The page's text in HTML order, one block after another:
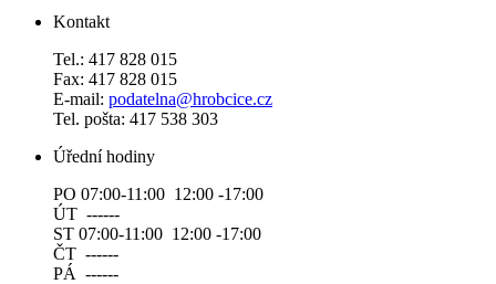
Kontakt
Tel.: 417 828 015
Fax: 417 828 015
E-mail: podatelna@hrobcice.cz
Tel. pošta: 417 538 303
Úřední hodiny
PO 07:00-11:00 12:00 -17:00
ÚT ------
ST 07:00-11:00 12:00 -17:00
ČT ------
PÁ ------